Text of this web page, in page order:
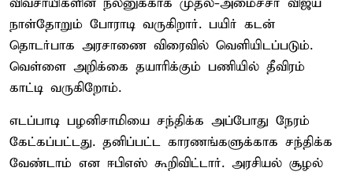
நாள்தோறும் போராடி வருகிறார். பயிர் கடன்
தொடர்பாக அரசாணை விரைவில் வெளியிடப்படும்.
வெள்ளை அறிக்கை தயாரிக்கும் பணியில் தீவிரம்
காட்டி வருகிறோம்.
எடப்பாடி பழனிசாமியை சந்திக்க அப்போது நேரம்
கேட்கப்பட்டது. தனிப்பட்ட காரணங்களுக்காக சந்திக்க
வேண்டாம் என ஈபிஎஸ் கூறிவிட்டார். அரசியல் சூழல்